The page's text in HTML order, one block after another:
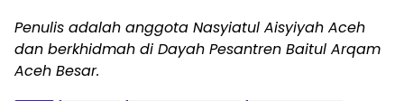
Penulis adalah anggota Nasyiatul Aisyiyah Aceh
dan berkhidmah di Dayah Pesantren Baitul Arqam
Aceh Besar.